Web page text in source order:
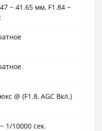
~ 41.65 мм, F1.84 ~
@ (F1.8, AGC Вкл.)
1/10000 сек.